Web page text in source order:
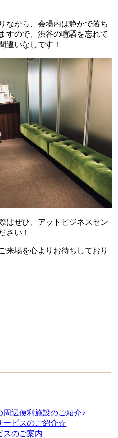
ながら、会場内は静かで落ち
すので、渋谷の喧騒を忘れて
違いなしです！
はぜひ、アットビジネスセン
さい！
来場を心よりお待ちしており
周辺便利施設のご紹介♪
ービスのご紹介☆
スのご案内